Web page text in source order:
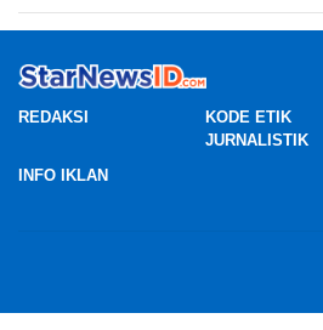
REDAKSI
KODE ETIK
JURNALISTIK
INFO IKLAN